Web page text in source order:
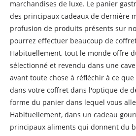
marchandises de luxe. Le panier
des principaux cadeaux de dernière
profusion de produits présents sur
pourrez effectuer beaucoup de
Habituellement, tout le monde offre
sélectionné et revendu dans une
avant toute chose à réfléchir à ce
dans votre coffret dans l'optique de
forme du panier dans lequel vous
Habituellement, dans un cadeau
principaux aliments qui donnent du